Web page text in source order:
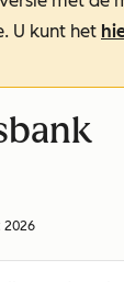
U kunt het
2026